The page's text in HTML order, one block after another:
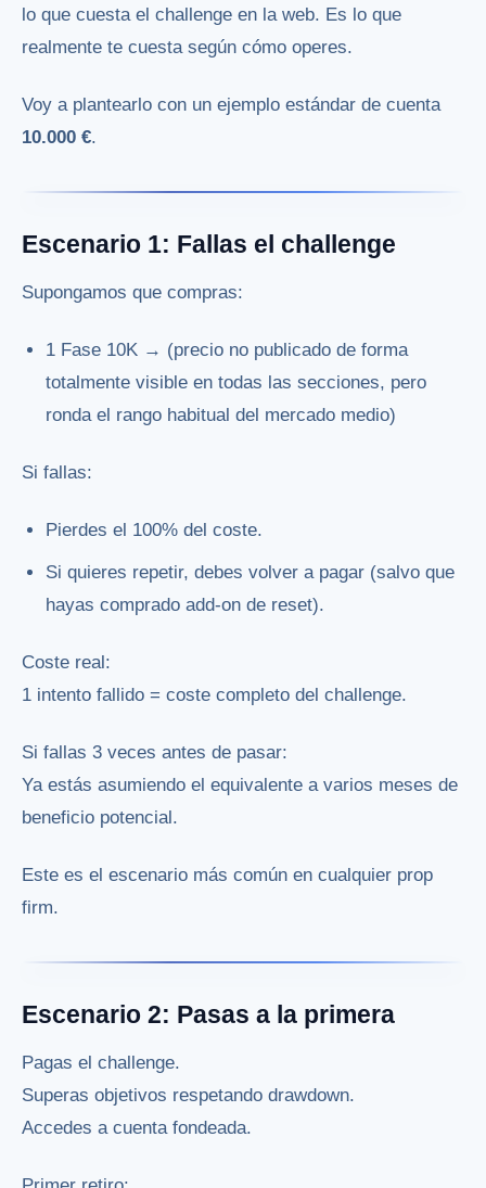
lo que cuesta el challenge en la web. Es lo que
realmente te cuesta según cómo operes.
Voy a plantearlo con un ejemplo estándar de cuenta
10.000 €.
Escenario 1: Fallas el challenge
Supongamos que compras:
1 Fase 10K → (precio no publicado de forma
totalmente visible en todas las secciones, pero
ronda el rango habitual del mercado medio)
Si fallas:
Pierdes el 100% del coste.
Si quieres repetir, debes volver a pagar (salvo que
hayas comprado add-on de reset).
Coste real:
1 intento fallido = coste completo del challenge.
Si fallas 3 veces antes de pasar:
Ya estás asumiendo el equivalente a varios meses de
beneficio potencial.
Este es el escenario más común en cualquier prop
firm.
Escenario 2: Pasas a la primera
Pagas el challenge.
Superas objetivos respetando drawdown.
Accedes a cuenta fondeada.